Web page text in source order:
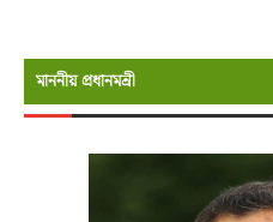
মাননীয় প্রধানমন্রী